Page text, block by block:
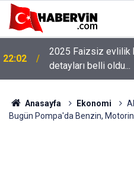
22:02
2025 Faizsiz evlilik
detayları belli oldu...
Anasayfa Ekonomi
Bugün Pompa'da Benzin, Motorin